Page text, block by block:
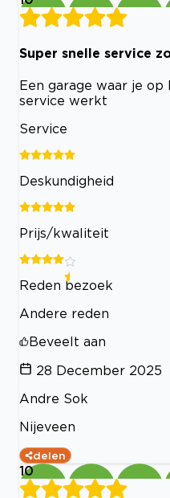
Super snelle service
Een garage waar je op
service werkt
Service
Deskundigheid
Prijs/kwaliteit
Reden bezoek
Andere reden
Beveelt aan
28 December 2025
Andre Sok
Nijeveen
delen
10